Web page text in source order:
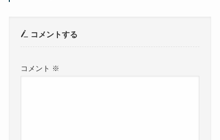
コメントする
コメント ※